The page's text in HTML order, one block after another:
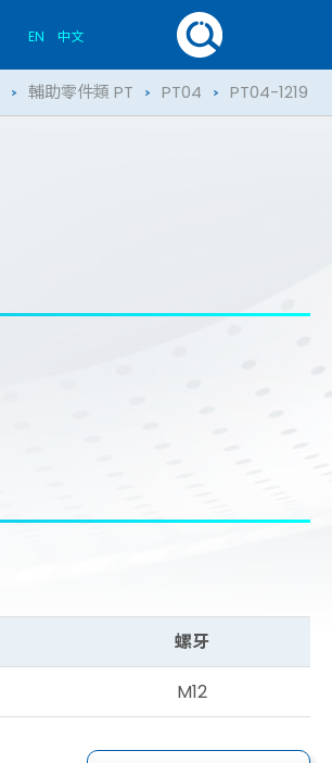
EN 中文
輔助零件類 PT PT04 PT04-1219
螺牙
M12